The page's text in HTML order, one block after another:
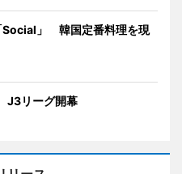
Social」 韓国定番料理を現
J3リーグ開幕